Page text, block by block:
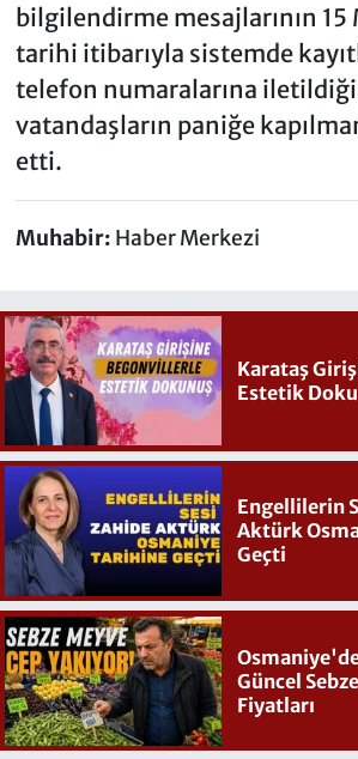
bilgilendirme mesajlarının 15
tarihi itibarıyla sistemde
telefon numaralarına
vatandaşların paniğe
etti.
Muhabir: Haber Merkezi
Karataş
Estetik
Engellilerin
Aktürk
Geçti
Güncel
Fiyatları